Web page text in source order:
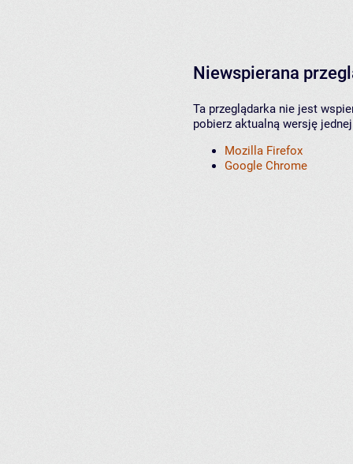
Niewspierana
Ta przeglądarka nie jest
pobierz aktualną wersję
Mozilla Firefox
Google Chrome